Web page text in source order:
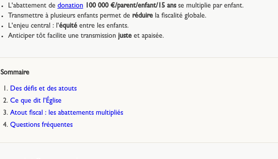
L'abattement de donation 100 000 €/parent/enfant/15 ansse multiplie par enfant.
Transmettre à plusieurs enfants permet de réduirela fiscalité globale.
L'enjeu central : l'équitéentre les enfants.
Anticiper tôt facilite une transmission justeet apaisée.
Sommaire
Des défis et des atouts
Ce que dit l'Église
Atout fiscal : les abattements multipliés
Questions fréquentes